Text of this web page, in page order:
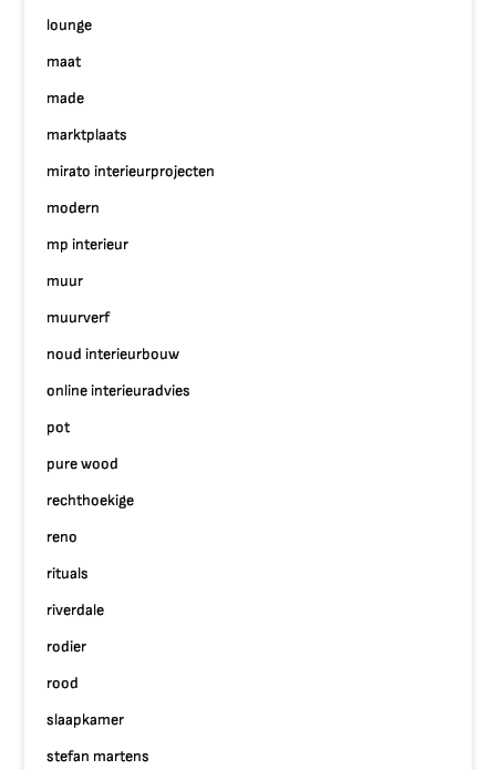
lounge
maat
made
marktplaats
mirato interieurprojecten
modern
mp interieur
muur
muurverf
noud interieurbouw
online interieuradvies
pot
pure wood
rechthoekige
reno
rituals
riverdale
rodier
rood
slaapkamer
stefan martens